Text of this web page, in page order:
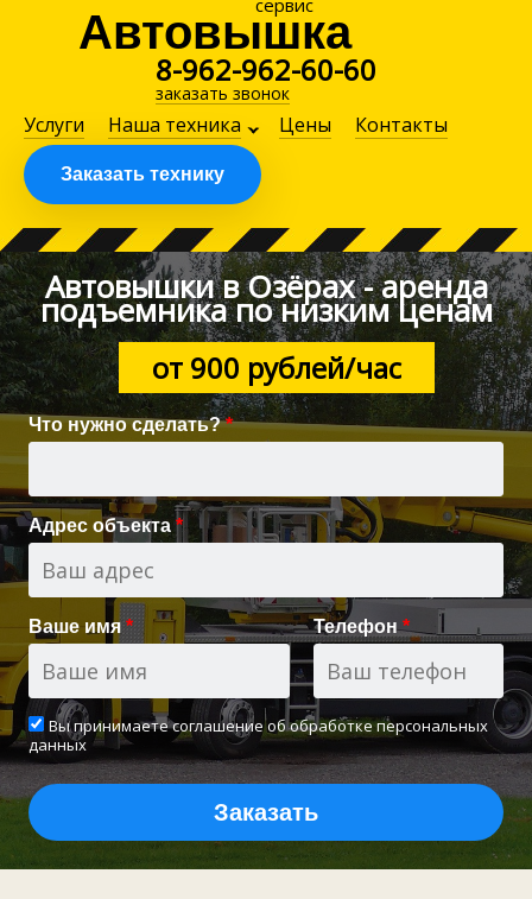
сервис
Автовышка
8-962-962-60-60
заказать звонок
Услуги Наша техника Цены Контакты
Заказать технику
Автовышки в Озёрах - аренда
подъемника по низким ценам
от 900 рублей/час
Что нужно сделать?*
Адрес объекта *
Ваше имя* Телефон*
Вы принимаетесоглашение об обработке персональных
данных
Заказать